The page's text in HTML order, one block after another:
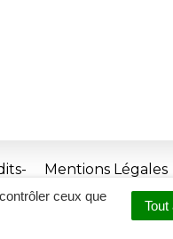
ceux que
Tout
Mentions Légales